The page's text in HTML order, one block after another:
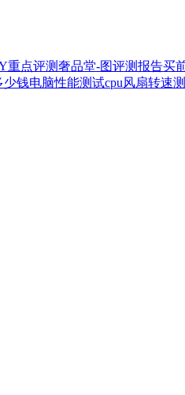
重点评测奢品堂-图评测报告买
少钱电脑性能测试cpu风扇转速